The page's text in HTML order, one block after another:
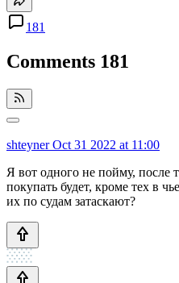
181
Comments 181
shteynerOct 31 2022 at 11:00
Я вот одного не пойму, после
покупать будет, кроме тех в
их по судам затаскают?